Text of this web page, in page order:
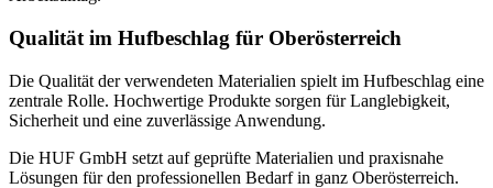
Qualität im Hufbeschlag für Oberösterreich
Die Qualität der verwendeten Materialien spielt im Hufbeschlag eine
zentrale Rolle. Hochwertige Produkte sorgen für Langlebigkeit,
Sicherheit und eine zuverlässige Anwendung.
Die HUF GmbH setzt auf geprüfte Materialien und praxisnahe
Lösungen für den professionellen Bedarf in ganz Oberösterreich.